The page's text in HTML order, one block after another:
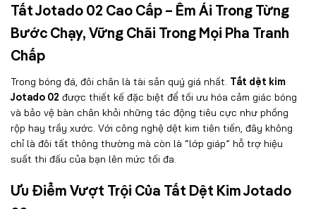
Tất Jotado 02 Cao Cấp – Êm Ái Trong Từng
Bước Chạy, Vững Chãi Trong Mọi Pha Tranh
Chấp
Trong bóng đá, đôi chân là tài sản quý giá nhất. Tất dệt kim
Jotado 02 được thiết kế đặc biệt để tối ưu hóa cảm giác bóng
và bảo vệ bàn chân khỏi những tác động tiêu cực như phồng
rộp hay trầy xước. Với công nghệ dệt kim tiên tiến, đây không
chỉ là đôi tất thông thường mà còn là “lớp giáp” hỗ trợ hiệu
suất thi đấu của bạn lên mức tối đa.
Ưu Điểm Vượt Trội Của Tất Dệt Kim Jotado